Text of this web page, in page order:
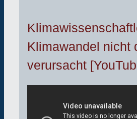
Klimawandel nicht
verursacht